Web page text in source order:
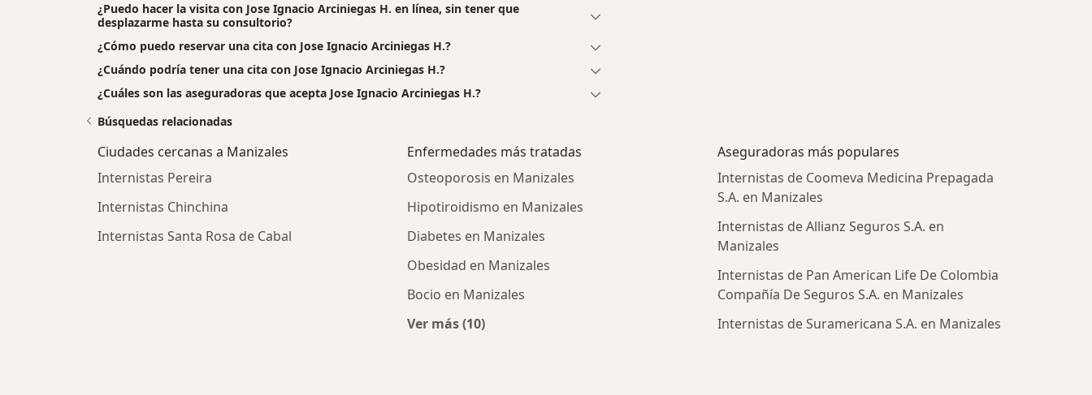
¿Puedo hacer la visita con Jose Ignacio Arciniegas H. en línea, sin tener que
desplazarme hasta su consultorio?
¿Cómo puedo reservar una cita con Jose Ignacio Arciniegas H.?
¿Cuándo podría tener una cita con Jose Ignacio Arciniegas H.?
¿Cuáles son las aseguradoras que acepta Jose Ignacio Arciniegas H.?
Búsquedas relacionadas
Ciudades cercanas a Manizales
Internistas Pereira
Internistas Chinchina
Internistas Santa Rosa de Cabal
Enfermedades más tratadas
Osteoporosis en Manizales
Hipotiroidismo en Manizales
Diabetes en Manizales
Obesidad en Manizales
Bocio en Manizales
Ver más (10)
Aseguradoras más populares
Internistas de Coomeva Medicina Prepagada
S.A. en Manizales
Internistas de Allianz Seguros S.A. en
Manizales
Internistas de Pan American Life De Colombia
Compañía De Seguros S.A. en Manizales
Internistas de Suramericana S.A. en Manizales